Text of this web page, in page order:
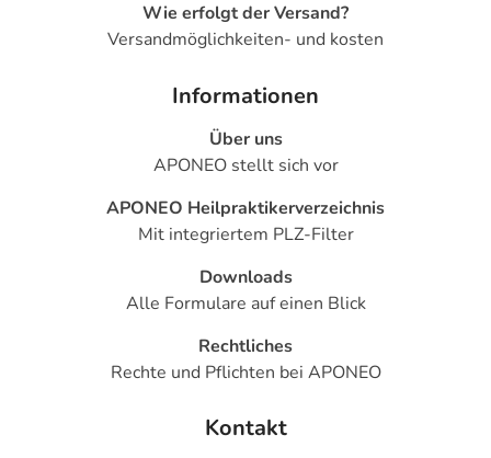
Wie erfolgt der Versand?
Versandmöglichkeiten- und kosten
Informationen
Über uns
APONEO stellt sich vor
APONEO Heilpraktikerverzeichnis
Mit integriertem PLZ-Filter
Downloads
Alle Formulare auf einen Blick
Rechtliches
Rechte und Pflichten bei APONEO
Kontakt